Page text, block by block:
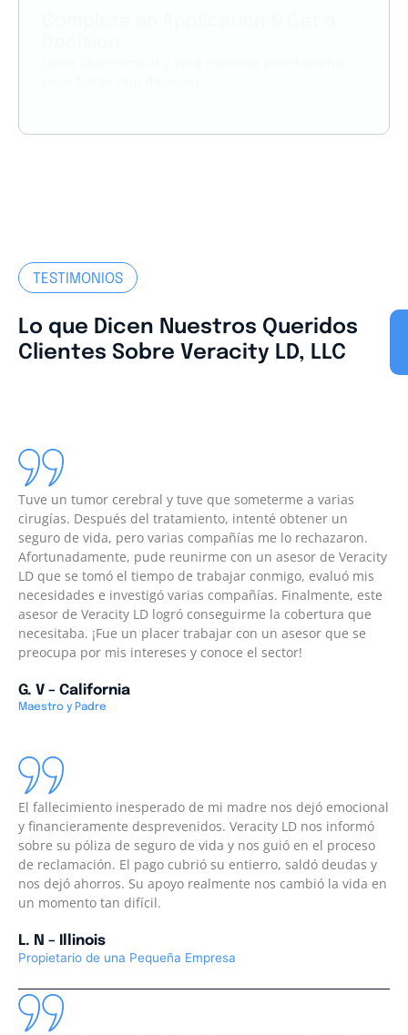
TESTIMONIOS
Lo que Dicen Nuestros Queridos
Clientes Sobre Veracity LD, LLC
Tuve un tumor cerebral y tuve que someterme a varias
cirugías. Después del tratamiento, intenté obtener un
seguro de vida, pero varias compañías me lo rechazaron.
Afortunadamente, pude reunirme con un asesor de Veracity
LD que se tomó el tiempo de trabajar conmigo, evaluó mis
necesidades e investigó varias compañías. Finalmente, este
asesor de Veracity LD logró conseguirme la cobertura que
necesitaba. ¡Fue un placer trabajar con un asesor que se
preocupa por mis intereses y conoce el sector!
G. V – California
Maestro y Padre
El fallecimiento inesperado de mi madre nos dejó emocional
y financieramente desprevenidos. Veracity LD nos informó
sobre su póliza de seguro de vida y nos guió en el proceso
de reclamación. El pago cubrió su entierro, saldó deudas y
nos dejó ahorros. Su apoyo realmente nos cambió la vida en
un momento tan difícil.
L. N – Illinois
Propietario de una Pequeña Empresa